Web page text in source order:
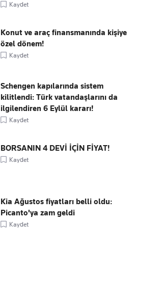
Kaydet
Konut ve araç finansmanında kişiye
özel dönem!
Kaydet
Schengen kapılarında sistem
kilitlendi: Türk vatandaşlarını da
ilgilendiren 6 Eylül kararı!
Kaydet
BORSANIN 4 DEVİ İÇİN FİYAT!
Kaydet
Kia Ağustos fiyatları belli oldu:
Picanto'ya zam geldi
Kaydet